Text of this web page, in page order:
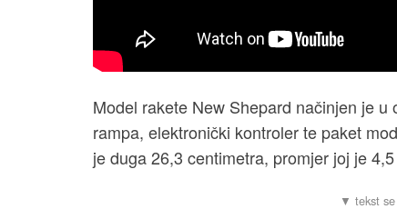
Model rakete New Shepard načinjen je
rampa, elektronički kontroler te paket
je duga 26,3 centimetra, promjer joj je